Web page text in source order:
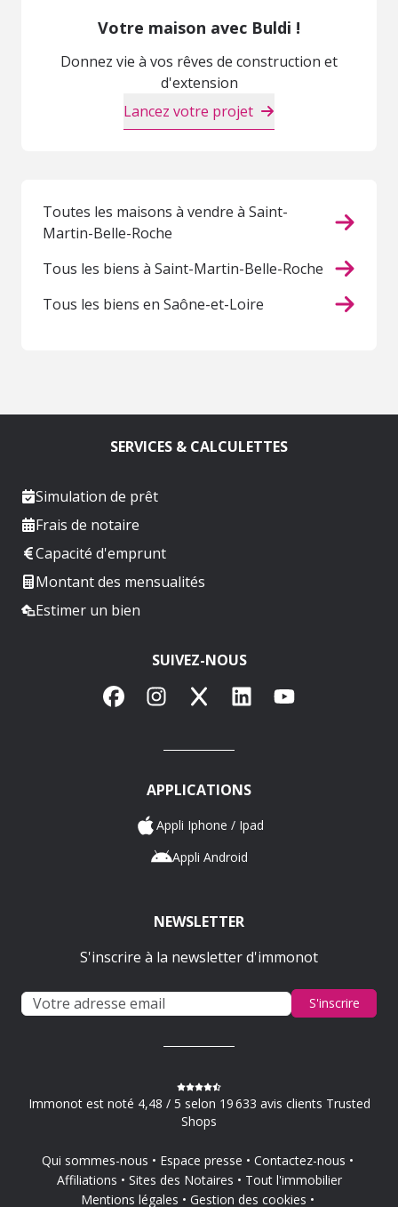
Votre maison avec Buldi !
Donnez vie à vos rêves de construction et
d'extension
Lancez votre projet
Toutes les maisons à vendre à Saint-
Martin-Belle-Roche
Tous les biens à Saint-Martin-Belle-Roche
Tous les biens en Saône-et-Loire
SERVICES & CALCULETTES
Simulation de prêt
Frais de notaire
Capacité d'emprunt
Montant des mensualités
Estimer un bien
SUIVEZ-NOUS
FacebookInstagram
X LinkedInYouTube
APPLICATIONS
Appli Iphone / Ipad
Appli Android
NEWSLETTER
S'inscrire à la newsletter d'immonot
S'inscrire
Immonot est noté 4,48 / 5 selon 19 633 avis clients Trusted
Shops
Qui sommes-nous Espace presse
Contactez-nous
Affiliations
Sites des Notaires
Tout l'immobilier
Mentions légales
Gestion des cookies